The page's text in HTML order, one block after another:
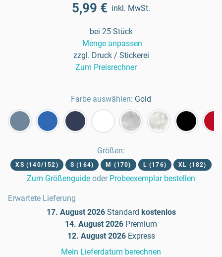
5,99 € inkl. MwSt.
bei 25 Stück
Menge anpassen
zzgl. Druck / Stickerei
Zum Preisrechner
Farbe auswählen: Gold
Größen:
XS (140/152) S (164) M (170) L (176) XL (182)
Zum Größenguide oder Probeexemplar bestellen
Erwartete Lieferung
17. August 2026 Standard kostenlos
14. August 2026 Premium
12. August 2026 Express
Mein Lieferdatum berechnen